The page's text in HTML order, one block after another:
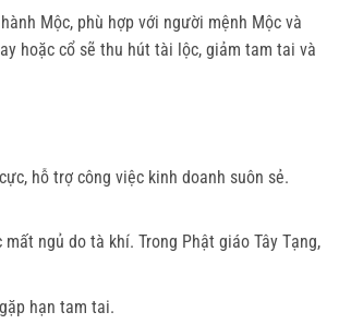
Mộc, phù hợp với người mệnh Mộc và
hoặc cổ sẽ thu hút tài lộc, giảm tam tai và
hỗ trợ công việc kinh doanh suôn sẻ.
ngủ do tà khí. Trong Phật giáo Tây Tạng,
hạn tam tai.